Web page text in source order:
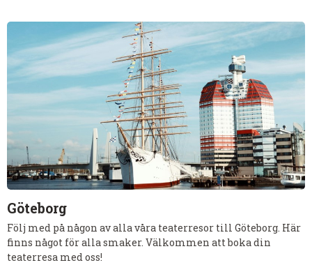
Göteborg
Följ med på någon av alla våra teaterresor till Göteborg. Här
finns något för alla smaker. Välkommen att boka din
teaterresa med oss!